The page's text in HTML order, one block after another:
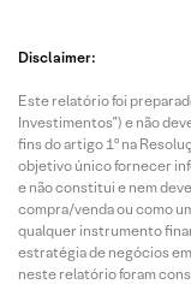
Disclaimer:
Este relatório foi
Investimentos”) e não
fins do artigo 1º na
objetivo único fornecer
e não constitui e nem
compra/venda ou como
qualquer instrumento
estratégia de negócios
neste relatório foram